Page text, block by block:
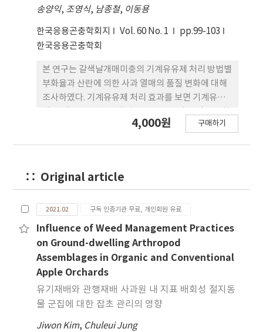
송양익, 조영식, 남종철, 이동용
한국응용곤충학회지 Vol. 60 No. 1
pp.99-103
한국응용곤충학회
본 연구는 갈색날개매미충의 기계유유제 처리 방법별
부화율과 산란에 의한 사과 열매의 품질 변화에 대해
조사하였다. 기계유유제 처리 효과를 보면 기계유유
율을 보였고, 분무한 가지에서는 평균 1%의 부화율
로와 후지 품종에서 갈색날개매미충이 산란한 결과지
되어도 과실의 품질 차이는 통계적 유의성은 없었다.
또한 갈색날개매미충의 산란에 의한 가지의 부러짐도
없었고, 결과지 생육도 통계적 유의성은 없었다.
4,000원 구매하기
Original article
2021.02 구독 인증기관 무료, 개인회원 유료
Influence of Weed Management Practices
on Ground-dwelling Arthropod
Assemblages in Organic and Conventional
Apple Orchards
유기재배와 관행재배 사과원 내 지표 배회성 절지동
물 군집에 대한 잡초 관리의 영향
Jiwon Kim, Chuleui Jung